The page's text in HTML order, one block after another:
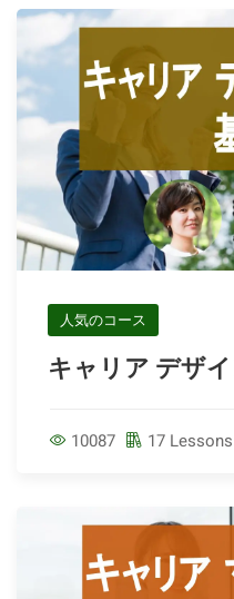
人気のコース
キャリア デザイ
10087 17 Lessons